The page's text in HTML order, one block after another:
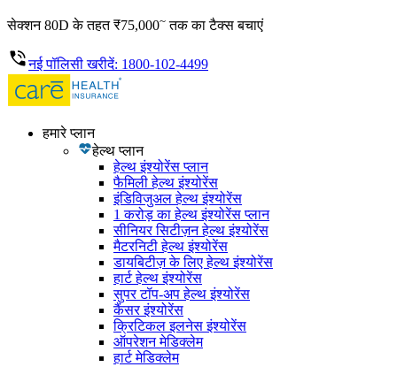
सेक्शन 80D के तहत ₹75,000~ तक का टैक्स बचाएं
नई पॉलिसी खरीदें: 1800-102-4499
हमारे प्लान
हेल्थ प्लान
हेल्थ इंश्योरेंस प्लान
फैमिली हेल्थ इंश्योरेंस
इंडिविजुअल हेल्थ इंश्योरेंस
1 करोड़ का हेल्थ इंश्योरेंस प्लान
सीनियर सिटीज़न हेल्थ इंश्योरेंस
मैटरनिटी हेल्थ इंश्योरेंस
डायबिटीज़ के लिए हेल्थ इंश्योरेंस
हार्ट हेल्थ इंश्योरेंस
सुपर टॉप-अप हेल्थ इंश्योरेंस
कैंसर इंश्योरेंस
क्रिटिकल इलनेस इंश्योरेंस
ऑपरेशन मेडिक्लेम
हार्ट मेडिक्लेम